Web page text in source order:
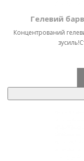
Гелевий
Концентрований